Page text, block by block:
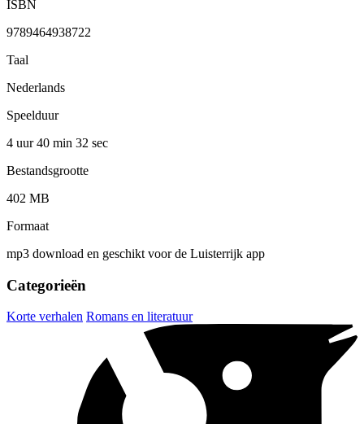
ISBN
9789464938722
Taal
Nederlands
Speelduur
4 uur 40 min 32 sec
Bestandsgrootte
402 MB
Formaat
mp3 download en geschikt voor de Luisterrijk app
Categorieën
Korte verhalen Romans en literatuur